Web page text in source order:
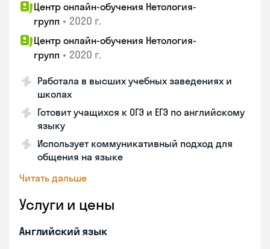
Центр онлайн-обучения Нетология-
групп • 2020 г.
Центр онлайн-обучения Нетология-
групп • 2020 г.
Работала в высших учебных заведениях и
школах
Готовит учащихся к ОГЭ и ЕГЭ по английскому
языку
Использует коммуникативный подход для
общения на языке
Читать дальше
Услуги и цены
Английский язык